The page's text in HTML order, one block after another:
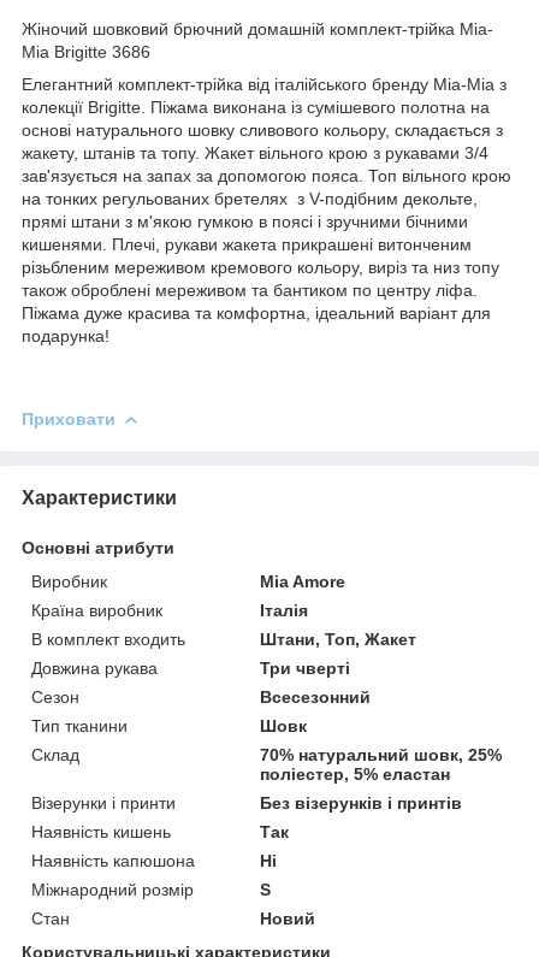
Жіночий шовковий брючний домашній комплект-трійка Mia-
Mia Brigitte 3686
Елегантний комплект-трійка від італійського бренду Mia-Mia з
колекції Brigitte. Піжама виконана із сумішевого полотна на
основі натурального шовку сливового кольору, складається з
жакету, штанів та топу. Жакет вільного крою з рукавами 3/4
зав'язується на запах за допомогою пояса. Топ вільного крою
на тонких регульованих бретелях з V-подібним декольте,
прямі штани з м'якою гумкою в поясі і зручними бічними
кишенями. Плечі, рукави жакета прикрашені витонченим
різьбленим мереживом кремового кольору, виріз та низ топу
також оброблені мереживом та бантиком по центру ліфа.
Піжама дуже красива та комфортна, ідеальний варіант для
подарунка!
Приховати
Характеристики
Основні атрибути
Виробник
Mia Amore
Країна виробник
Італія
В комплект входить
Штани, Топ, Жакет
Довжина рукава
Три чверті
Сезон
Всесезонний
Тип тканини
Шовк
Склад
70% натуральний шовк, 25%
поліестер, 5% еластан
Візерунки і принти
Без візерунків і принтів
Наявність кишень
Так
Наявність капюшона
Ні
Міжнародний розмір
S
Стан
Новий
Користувальницькі характеристики